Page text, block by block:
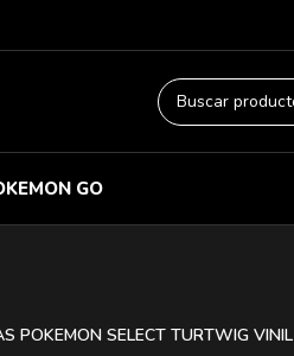
GO
POKEMON SELECT TURTWIG VINIL